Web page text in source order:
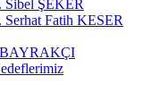
Sibel ŞEKER
Serhat Fatih KESER